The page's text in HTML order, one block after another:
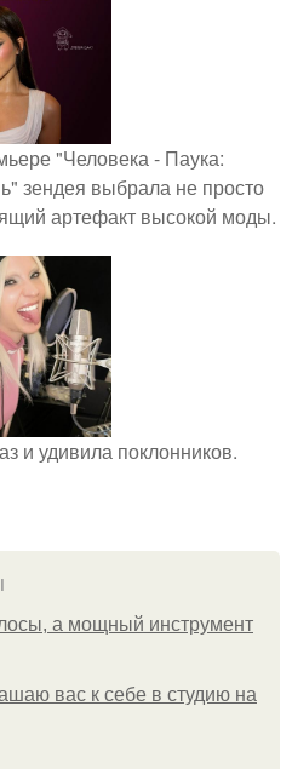
"Человека - Паука:
зендея выбрала не просто
артефакт высокой моды.
и удивила поклонников.
а мощный инструмент
вас к себе в студию на